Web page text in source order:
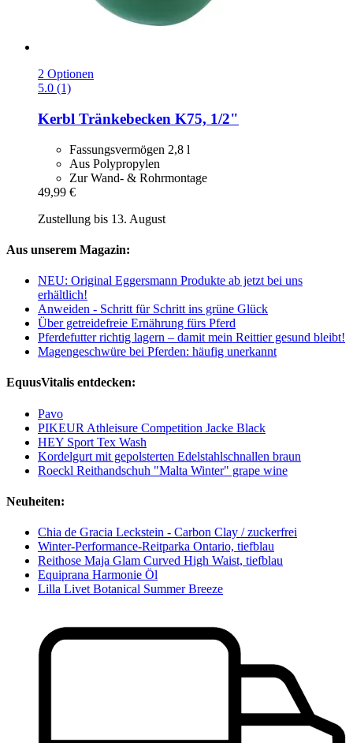
2 Optionen
5.0 (1)
Kerbl Tränkebecken K75, 1/2"
Fassungsvermögen 2,8 l
Aus Polypropylen
Zur Wand- & Rohrmontage
49,99 €
Zustellung bis 13. August
Aus unserem Magazin:
NEU: Original Eggersmann Produkte ab jetzt bei uns
erhältlich!
Anweiden - Schritt für Schritt ins grüne Glück
Über getreidefreie Ernährung fürs Pferd
Pferdefutter richtig lagern – damit mein Reittier gesund bleibt!
Magengeschwüre bei Pferden: häufig unerkannt
EquusVitalis entdecken:
Pavo
PIKEUR Athleisure Competition Jacke Black
HEY Sport Tex Wash
Kordelgurt mit gepolsterten Edelstahlschnallen braun
Roeckl Reithandschuh "Malta Winter" grape wine
Neuheiten:
Chia de Gracia Leckstein - Carbon Clay / zuckerfrei
Winter-Performance-Reitparka Ontario, tiefblau
Reithose Maja Glam Curved High Waist, tiefblau
Equiprana Harmonie Öl
Lilla Livet Botanical Summer Breeze